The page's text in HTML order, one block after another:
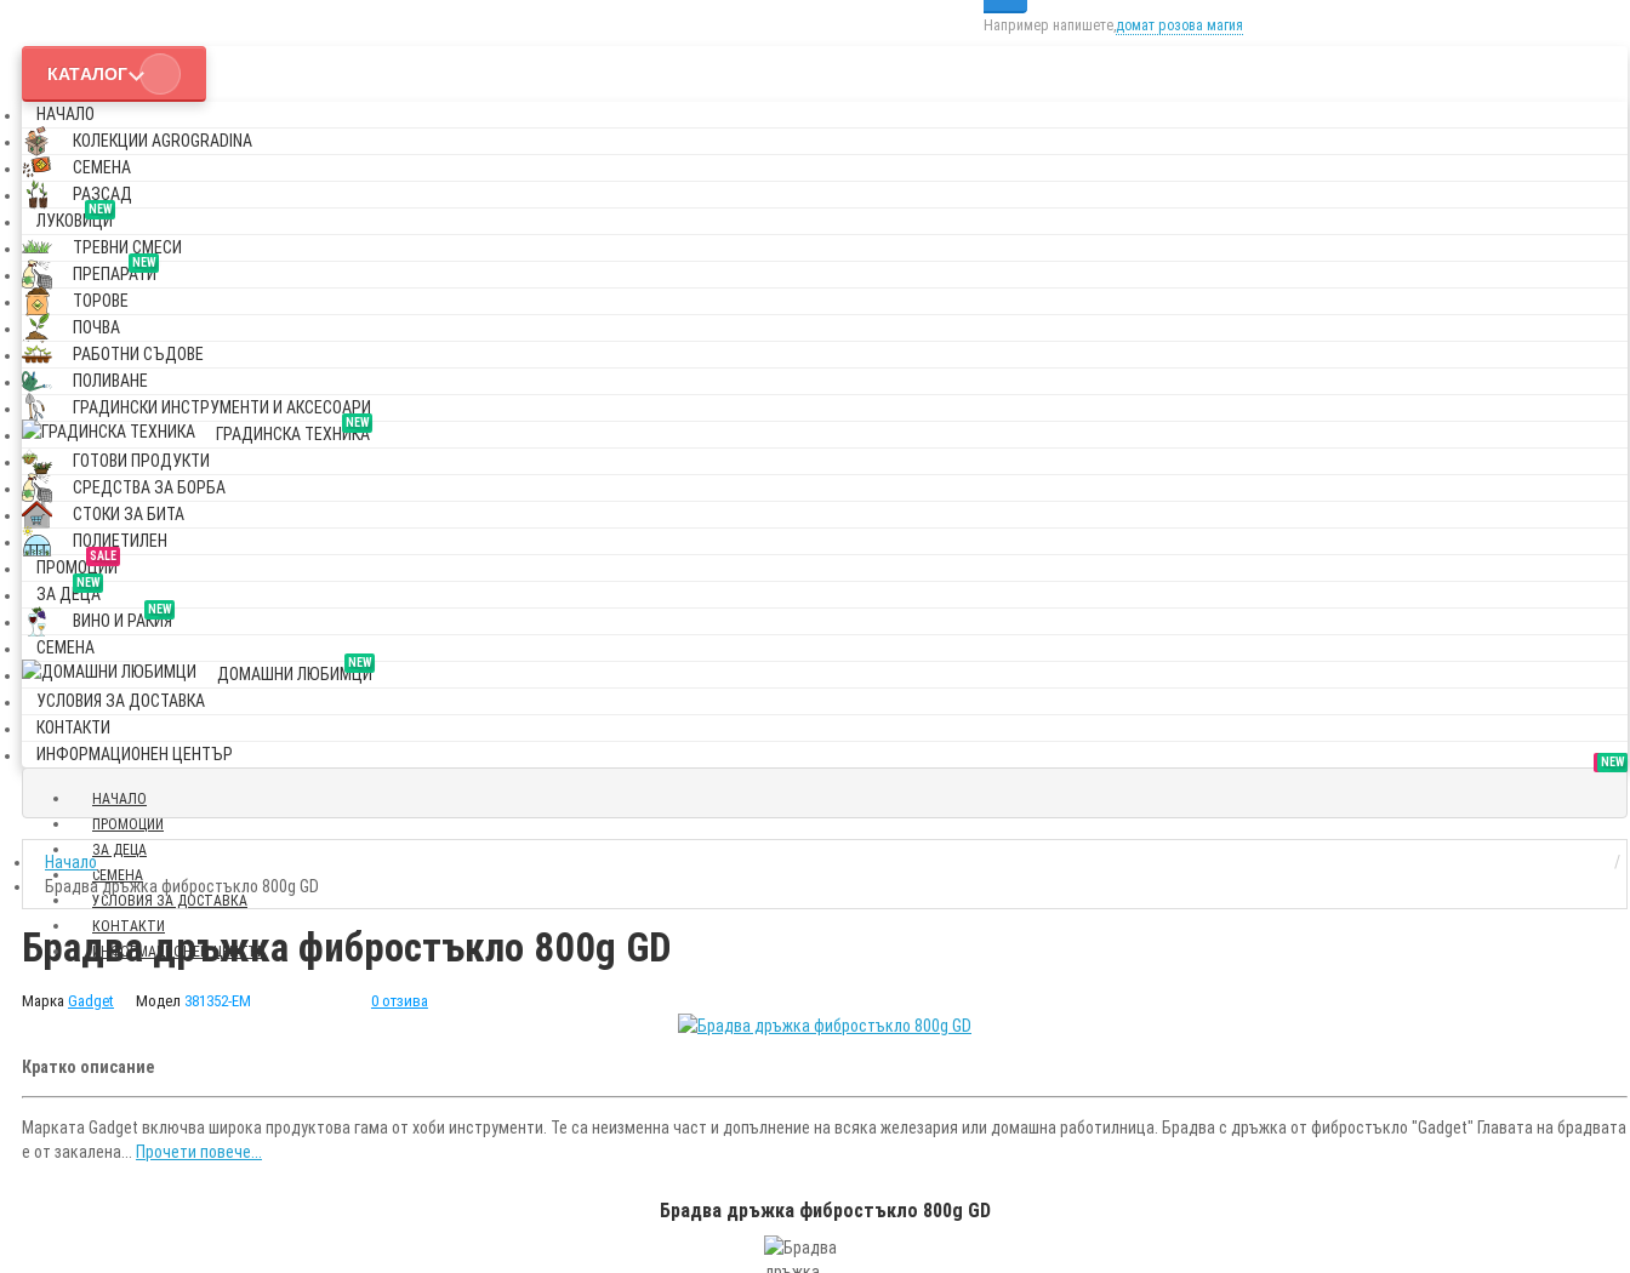
Например напишете,домат розова магия
КАТАЛОГ
НАЧАЛО
КОЛЕКЦИИ AGROGRADINA
СЕМЕНА
РАЗСАД
NEW
ЛУКОВИЦИ
ТРЕВНИ СМЕСИ
NEW
ПРЕПАРАТИ
ТОРОВЕ
ПОЧВА
РАБОТНИ СЪДОВЕ
ПОЛИВАНЕ
ГРАДИНСКИ ИНСТРУМЕНТИ И АКСЕСОАРИ
NEW
ГРАДИНСКА ТЕХНИКА
ГОТОВИ ПРОДУКТИ
СРЕДСТВА ЗА БОРБА
СТОКИ ЗА БИТА
ПОЛИЕТИЛЕН
SALE
ПРОМОЦИИ
NEW
ЗА ДЕЦА
NEW
ВИНО И РАКИЯ
СЕМЕНА
NEW
ДОМАШНИ ЛЮБИМЦИ
УСЛОВИЯ ЗА ДОСТАВКА
КОНТАКТИ
ИНФОРМАЦИОНЕН ЦЕНТЪР
НАЧАЛО
SALE
ПРОМОЦИИ
NEW
ЗА ДЕЦА
СЕМЕНА
УСЛОВИЯ ЗА ДОСТАВКА
КОНТАКТИ
ИНФОРМАЦИОНЕН ЦЕНТЪР
Начало
Брадва дръжка фибростъкло 800g GD
Брадва дръжка фибростъкло 800g GD
Марка Gadget Модел 381352-EM 0 отзива
Кратко описание
Марката Gadget включва широка продуктова гама от хоби инструменти. Те са неизменна част и допълнение на всяка железария или домашна работилница. Брадва с дръжка от фибростъкло "Gadget" Главата на брадвата
е от закалена... Прочети повече...
Брадва дръжка фибростъкло 800g GD